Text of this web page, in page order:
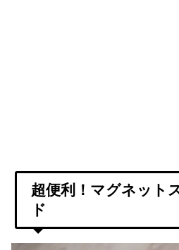
超便利！マグネット
ド